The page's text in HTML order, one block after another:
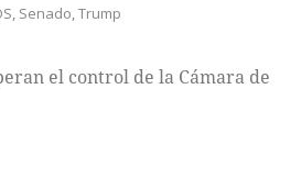
, Senado,Trump
el control de la Cámara de